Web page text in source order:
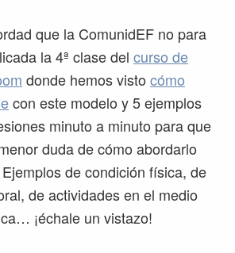
que la ComunidEF no para
la 4ª clase del curso de
donde hemos visto cómo
con este modelo y 5 ejemplos
minuto a minuto para que
duda de cómo abordarlo
de condición física, de
de actividades en el medio
¡échale un vistazo!